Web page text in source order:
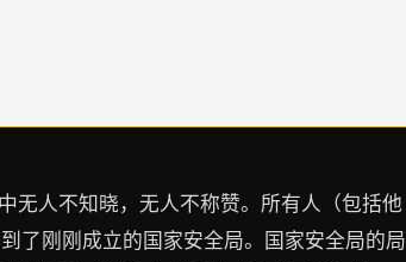
无人不知晓，无人不称赞。所有人（包括他
了刚刚成立的国家安全局。国家安全局的局